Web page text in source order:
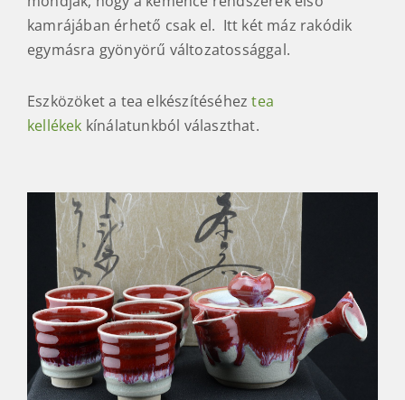
kamrájában érhető csak el. Itt két máz rakódik
egymásra gyönyörű változatossággal.
Eszközöket a tea elkészítéséhez tea
kellékek kínálatunkból választhat.